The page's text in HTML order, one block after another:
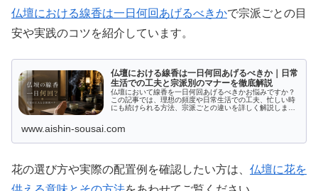
仏壇における線香は一日何回あげるべきかで宗派ごとの目
安や実践のコツを紹介しています。
仏壇における線香は一日何回あげるべきか｜日常
生活での工夫と宗派別のマナーを徹底解説
仏壇において線香を一日何回あげるべきかお悩みですか？
この記事では、理想の頻度や日常生活での工夫、忙しい時
にも続けられる方法、宗派ごとの違いを詳しく解説しま
豊かになる情報が満載です。
www.aishin-sousai.com
花の選び方や実際の配置例を確認したい方は、 仏壇に花を